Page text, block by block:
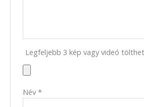
Legfeljebb 3 kép vagy videó
Név*